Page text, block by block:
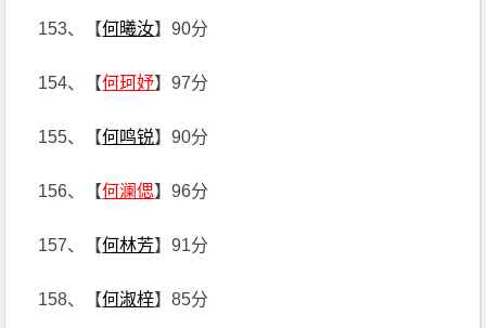
153、【何曦汝】90分
154、【何珂妤】97分
155、【何鸣锐】90分
156、【何澜偲】96分
157、【何林芳】91分
158、【何淑梓】85分